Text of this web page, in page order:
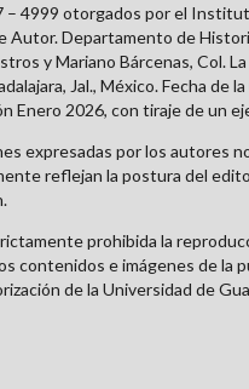
– 4999 otorgados por el
Autor. Departamento de
y Mariano Bárcenas, Col. La
Jal., México. Fecha de
Enero 2026, con tiraje de un
expresadas por los autores
reflejan la postura del
prohibida la
contenidos e imágenes de la
de la Universidad de